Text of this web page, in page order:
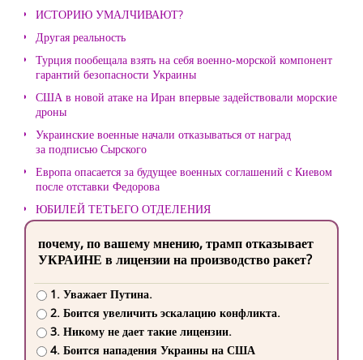
ИСТОРИЮ УМАЛЧИВАЮТ?
Другая реальность
Турция пообещала взять на себя военно-морской компонент
гарантий безопасности Украины
США в новой атаке на Иран впервые задействовали морские
дроны
Украинские военные начали отказываться от наград
за подписью Сырского
Европа опасается за будущее военных соглашений с Киевом
после отставки Федорова
ЮБИЛЕЙ ТЕТЬЕГО ОТДЕЛЕНИЯ
почему, по вашему мнению, трамп отказывает
УКРАИНЕ в лицензии на производство ракет?
1. Уважает Путина.
2. Боится увеличить эскалацию конфликта.
3. Никому не дает такие лицензии.
4. Боится нападения Украины на США